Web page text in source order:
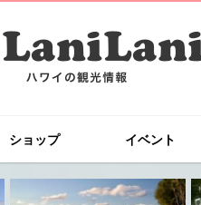
ショップ イベント